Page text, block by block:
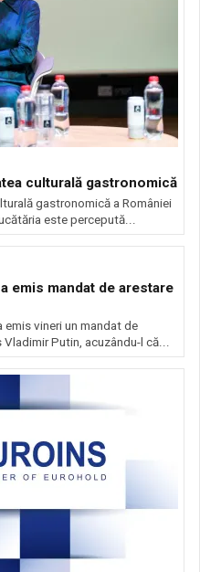
culturală gastronomică
gastronomică a României
este percepută...
emis mandat de arestare
emis vineri un mandat de
Putin, acuzându-l că...